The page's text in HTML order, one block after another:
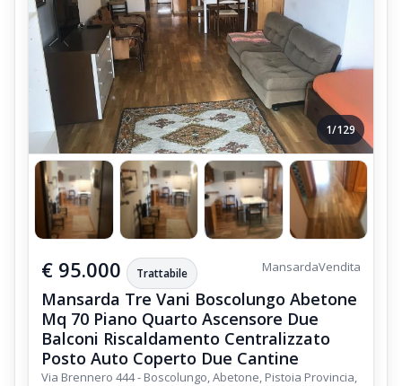
1/129
€ 95.000 Trattabile MansardaVendita
Mansarda Tre Vani Boscolungo Abetone
Mq 70 Piano Quarto Ascensore Due
Balconi Riscaldamento Centralizzato
Posto Auto Coperto Due Cantine
Via Brennero 444 - Boscolungo, Abetone, Pistoia Provincia,